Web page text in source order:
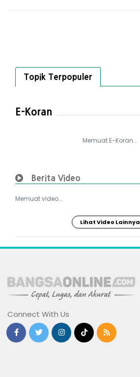
Topik Terpopuler
E-Koran
Memuat E-Koran...
Berita Video
Memuat video...
Lihat Video Lainnya
Connect With Us